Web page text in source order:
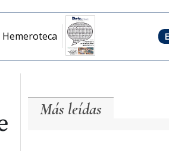
Hemeroteca
Más leídas